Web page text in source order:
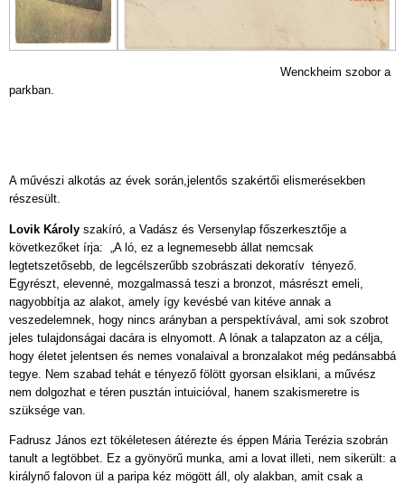
Wenckheim szobor a
parkban.
A művészi alkotás az évek során,jelentős szakértői elismerésekben
részesült.
Lovik Károly szakíró, a Vadász és Versenylap főszerkesztője a
következőket írja: „A ló, ez a legnemesebb állat nemcsak
legtetszetősebb, de legcélszerűbb szobrászati dekoratív tényező.
Egyrészt, elevenné, mozgalmassá teszi a bronzot, másrészt emeli,
nagyobbítja az alakot, amely így kevésbé van kitéve annak a
veszedelemnek, hogy nincs arányban a perspektívával, ami sok szobrot
jeles tulajdonságai dacára is elnyomott. A lónak a talapzaton az a célja,
hogy életet jelentsen és nemes vonalaival a bronzalakot még pedánsabbá
tegye. Nem szabad tehát e tényező fölött gyorsan elsiklani, a művész
nem dolgozhat e téren pusztán intuicióval, hanem szakismeretre is
szüksége van.
Fadrusz János ezt tökéletesen átérezte és éppen Mária Terézia szobrán
tanult a legtöbbet. Ez a gyönyörű munka, ami a lovat illeti, nem sikerült: a
királynő falovon ül a paripa kéz mögött áll, oly alakban, amit csak a